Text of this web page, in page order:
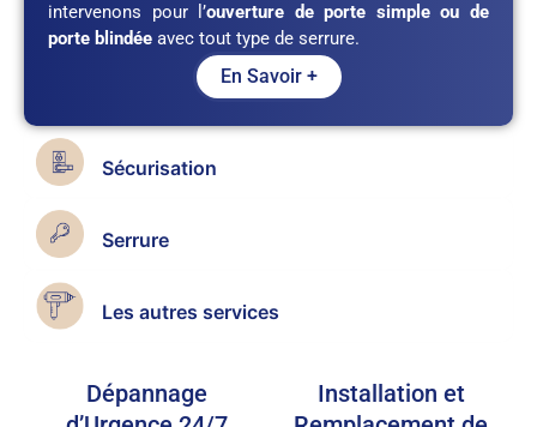
intervenons pour l’ouverture de porte simple ou de
porte blindée avec tout type de serrure.
En Savoir +
Sécurisation
Serrure
Les autres services
Dépannage
Installation et